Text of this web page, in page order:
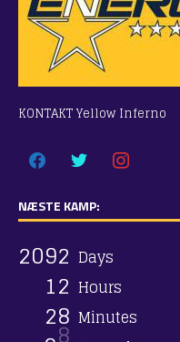
KONTAKT Yellow Inferno
NÆSTE KAMP:
2092 Days
12 Hours
28 Minutes